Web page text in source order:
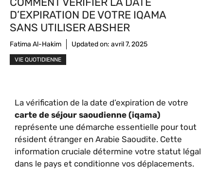
D’EXPIRATION DE VOTRE IQAMA
SANS UTILISER ABSHER
Fatima Al-Hakim Updated on: avril 7, 2025
VIE QUOTIDIENNE
La vérification de la date d’expiration de votre
carte de séjour saoudienne (iqama)
représente une démarche essentielle pour tout
résident étranger en Arabie Saoudite. Cette
information cruciale détermine votre statut légal
dans le pays et conditionne vos déplacements.